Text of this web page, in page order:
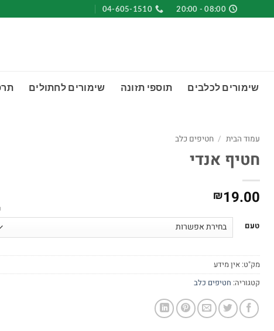
08:00 - 20:00
04-605-1510
שימורים לכלבים תוספי תזונה שימורים לחתולים
עמוד הבית / חטיפים כלב
חטיף אנדי
₪19.00
טעם
מק"ט:אין מידע
קטגוריה: חטיפים כלב